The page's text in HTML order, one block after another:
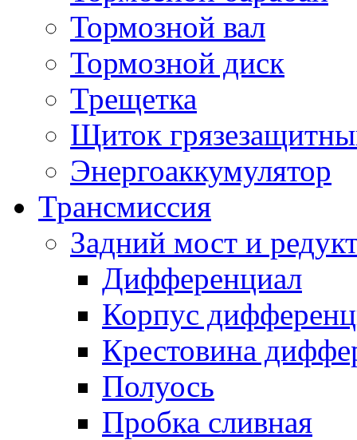
Тормозной вал
Тормозной диск
Трещетка
Щиток
Энергоаккумулятор
Трансмиссия
Задний мост и
Дифференциал
Корпус
Крестовина
Полуось
Пробка сливная